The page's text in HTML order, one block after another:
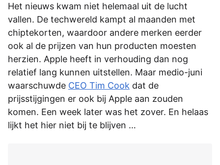
Het nieuws kwam niet helemaal uit de lucht
vallen. De techwereld kampt al maanden met
chiptekorten, waardoor andere merken eerder
ook al de prijzen van hun producten moesten
herzien. Apple heeft in verhouding dan nog
relatief lang kunnen uitstellen. Maar medio-juni
waarschuwde CEO Tim Cook dat de
prijsstijgingen er ook bij Apple aan zouden
komen. Een week later was het zover. En helaas
lijkt het hier niet bij te blijven …